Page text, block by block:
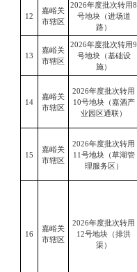
12
嘉峪关
市辖区
2026年度批次转用8
号地块（进场道
路）
13
嘉峪关
市辖区
2026年度批次转用9
号地块（基础设
施）
14
嘉峪关
市辖区
2026年度批次转用
10号地块（嘉酒产
业园区通联）
15
嘉峪关
市辖区
2026年度批次转用
11号地块（草湖管
理服务区）
16
嘉峪关
市辖区
2026年度批次转用
12号地块（排洪
渠）